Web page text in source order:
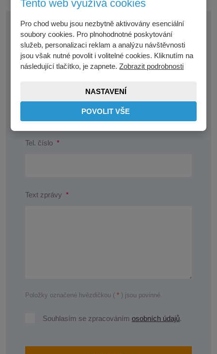
Jméno a příjmení *
Tel. číslo *
Text zprávy *
Položky označené hvězdičkou ( * ) jsou povinné.
Souhlasím
osobních
Souhlasím se zpracováním osobních údajů.
Tento web využívá cookies
Pro chod webu jsou nezbytně aktivovány esenciální
soubory cookies. Pro plnohodnotné poskytování
služeb, personalizaci reklam a analýzu návštěvnosti
jsou však nutné povolit i volitelné cookies. Kliknutím na
následující tlačítko, je zapnete.Zobrazit podrobnosti
NASTAVENÍ
POVOLIT VŠE